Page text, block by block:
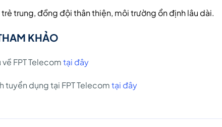
trẻ trung, đồng đội thân thiện, môi trường ổn định lâu dài.
KHẢO
về FPT Telecomtại đây
tuyển dụng tại FPT Telecomtại đây